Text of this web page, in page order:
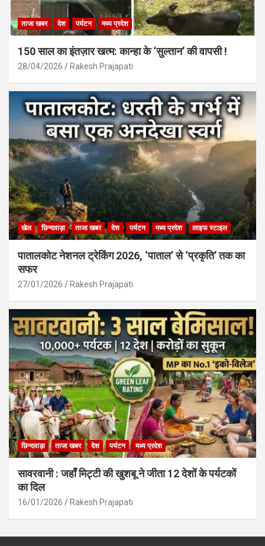
ताजा खबर देश पर्यटन मध्य प्रदेश
150 साल का इंतज़ार खत्म: कान्हा के ‘सुल्तान’ की वापसी !
28/04/2026 Rakesh Prajapati
खेल छिन्दवाड़ा ताजा खबर देश पर्यटन मध्य प्रदेश लाइफ स्टाइल
पातालकोट नेशनल ट्रेकिंग 2026, ‘पाताल’ से ‘प्रकृति’ तक का
सफर
27/01/2026 Rakesh Prajapati
छिन्दवाड़ा ताजा खबर देश पर्यटन मध्य प्रदेश
सावरवानी : जहाँ मिट्टी की खुशबू ने जीता 12 देशों के पर्यटकों
का दिल
16/01/2026 Rakesh Prajapati